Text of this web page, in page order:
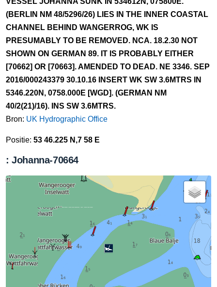
(BERLIN NM 48/5296/26) LIES IN THE INNER COASTAL
CHANNEL BEHIND WANGERROG, WK IS
PRESUMABLY TO BE REMOVED. NCA. 18.2.30 NOT
SHOWN ON GERMAN 89. IT IS PROBABLY EITHER
[70662] OR [70663]. AMENDED TO DEAD. NE 3346. SEP
2016/000243379 30.10.16 INSERT WK SW 3.6MTRS IN
5346.220N, 0758.000E [WGD]. (GERMAN NM
40/2(21)/16). INS SW 3.6MTRS.
Bron: UK Hydrographic Office
Positie: 53 46.225 N,7 58 E
: Johanna-70664